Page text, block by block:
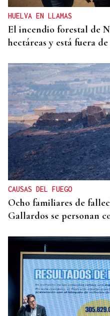
HUELVA EN LLAMAS
El incendio forestal de
hectáreas y está fuera
CAUSAS DEL FUEGO
Ocho familiares de
Gallardos se personan